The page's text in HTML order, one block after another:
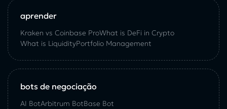
aprender
Kraken vs Coinbase ProWhat is DeFi in Crypto
What is LiquidityPortfolio Management
bots de negociação
AI BotArbitrum BotBase Bot